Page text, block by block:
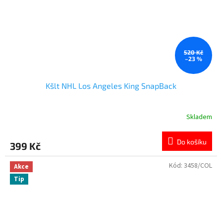
520 Kč
–23 %
Kšlt NHL Los Angeles King SnapBack
Skladem
399 Kč Do košíku
Akce
Tip
Kód: 3458/COL